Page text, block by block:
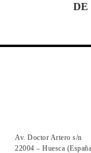
DE
Av. Doctor Artero s/n
22004 – Huesca